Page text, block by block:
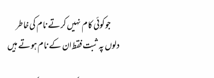
جو کوئی کام نہیں کرتے نام کی خاطر
دلوں پہ ثبت فقط ان کے نام ہوتے ہیں